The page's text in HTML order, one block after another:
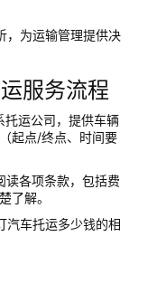
，为运输管理提供决
服务流程
托运公司，提供车辆
起点/终点、时间要
读各项条款，包括费
了解。
汽车托运多少钱的相